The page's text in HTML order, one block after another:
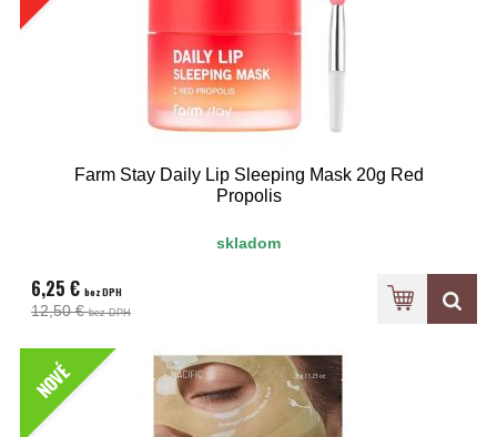
Farm Stay Daily Lip Sleeping Mask 20g Red
Propolis
skladom
6,25 € bez DPH
12,50 €bez DPH
NOVÉ